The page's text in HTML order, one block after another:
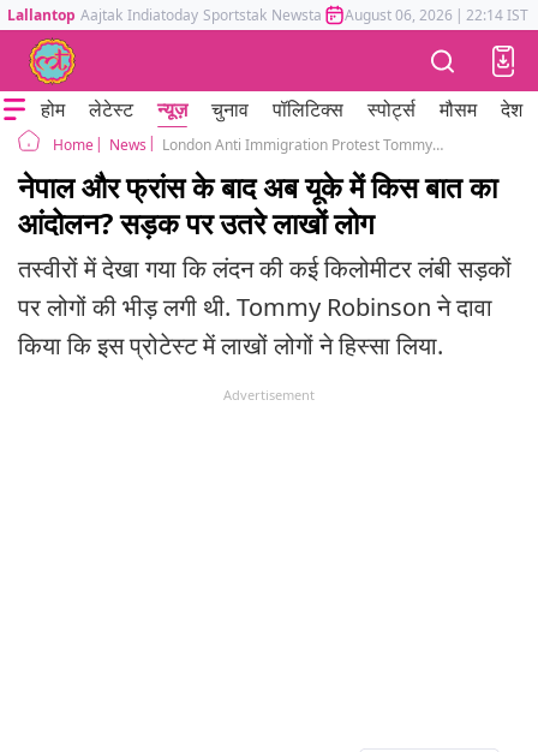
Lallantop Aajtak Indiatoday Sportstak Newstak Mumbai Tak Astrotak
August 06, 2026 | 22:14 IST
होम लेटेस्ट न्यूज़ चुनाव पॉलिटिक्स स्पोर्ट्स मौसम देश
Home News London Anti Immigration Protest Tommy Robinson and Counterprotest
नेपाल और फ्रांस के बाद अब यूके में किस बात का
आंदोलन? सड़क पर उतरे लाखों लोग
तस्वीरों में देखा गया कि लंदन की कई किलोमीटर लंबी सड़कों
पर लोगों की भीड़ लगी थी. Tommy Robinson ने दावा
किया कि इस प्रोटेस्ट में लाखों लोगों ने हिस्सा लिया.
Advertisement